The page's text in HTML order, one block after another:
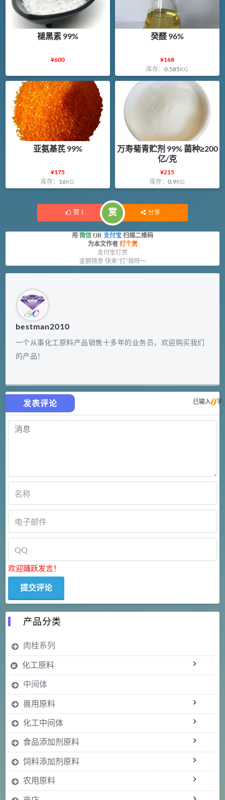
褪黑素 99%
¥600
癸醛 96%
¥168
库存：0.585KG
亚氨基芪 99%
¥175
库存： 16KG
万寿菊青贮剂 99% 菌种≥200
亿/克
¥215
库存：0.9KG
赞 1 赏 分享
用 微信 OR 支付宝 扫描二维码
为本文作者 打个赏
支付宝打赏
金额随意 快来“打”我呀～
bestman2010
一个从事化工原料产品销售十多年的业务员，欢迎购买我们
的产品！
发表评论 已输入0字
欢迎踊跃发言！
产品分类
肉桂系列
化工原料
中间体
兽用原料
化工中间体
食品添加剂原料
饲料添加剂原料
农用原料